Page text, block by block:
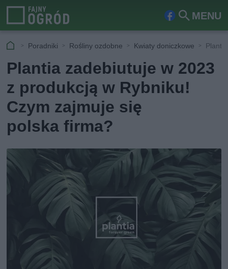
MENU
Fa
ook
Szu
kaj
Poradniki Rośliny ozdobne Kwiaty doniczkowe
Plantia zadebiutuje w 2023
z produkcją w Rybniku!
Czym zajmuje się
polska firma?